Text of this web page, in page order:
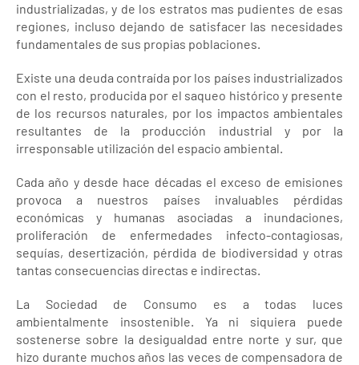
industrializadas, y de los estratos mas pudientes de esas
regiones, incluso dejando de satisfacer las necesidades
fundamentales de sus propias poblaciones.
Existe una deuda contraída por los países industrializados
con el resto, producida por el saqueo histórico y presente
de los recursos naturales, por los impactos ambientales
resultantes de la producción industrial y por la
irresponsable utilización del espacio ambiental.
Cada año y desde hace décadas el exceso de emisiones
provoca a nuestros países invaluables pérdidas
económicas y humanas asociadas a inundaciones,
proliferación de enfermedades infecto-contagiosas,
sequías, desertización, pérdida de biodiversidad y otras
tantas consecuencias directas e indirectas.
La Sociedad de Consumo es a todas luces
ambientalmente insostenible. Ya ni siquiera puede
sostenerse sobre la desigualdad entre norte y sur, que
hizo durante muchos años las veces de compensadora de